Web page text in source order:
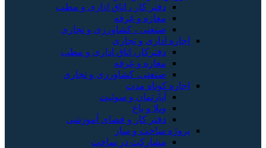
دفتر کار ، اتاق اداری و مطب
مغازه و غرفه
صنعتی ، کشاورزی و تجاری
اجاره اداری و تجاری
دفترکار، اتاق اداری و مطب
مغازه و غرفه
صنعتی، کشاورزی و تجاری
اجاره کوتاه مدت
آپارتمان و سوئیت
ویلا و باغ
دفتر کار و فضای آموزشی
پروژه ساخت و ساز
مشارکت در ساخت